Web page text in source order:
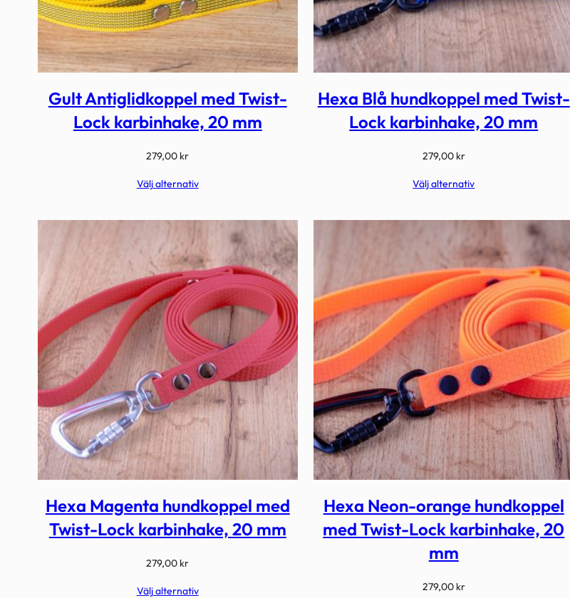
Gult Antiglidkoppel med Twist-
Lock karbinhake, 20 mm
279,00 kr
Välj alternativ
Hexa Blå hundkoppel med Twist-
Lock karbinhake, 20 mm
279,00 kr
Välj alternativ
Hexa Magenta hundkoppel med
Twist-Lock karbinhake, 20 mm
279,00 kr
Välj alternativ
Hexa Neon-orange hundkoppel
med Twist-Lock karbinhake, 20
mm
279,00 kr